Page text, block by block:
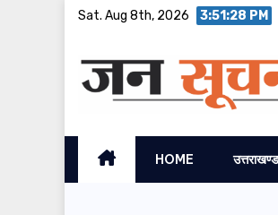
Sat. Aug 8th, 2026 3:51:29 PM
HOME उत्तराखण्ड